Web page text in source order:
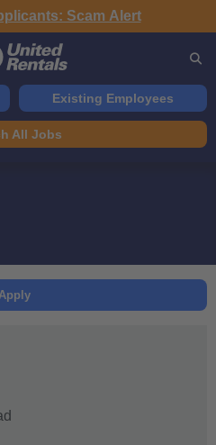
Scam Alert
Existing Employees
All Jobs